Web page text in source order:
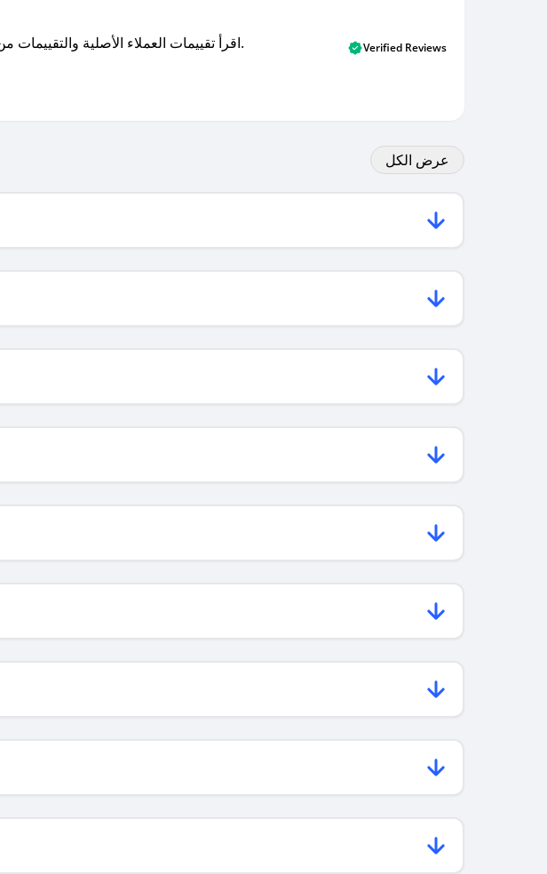
اقرأ تقييمات العملاء الأصلية والتقييمات من المشترين المتحققين. اكتشف ما يعتقده المستخدمون الحقيقيون حول خدمتنا وتعلم من تجاربهم. Verified Reviews
عرض الكل